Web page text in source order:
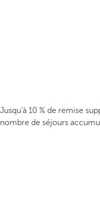
Jusqu’à 10 % de remise
nombre de séjours